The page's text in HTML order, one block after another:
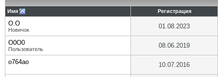
Имя Регистрация
O.O
Новичок 01.08.2023
O0O0
Пользователь 08.06.2019
o764ao 10.07.2016